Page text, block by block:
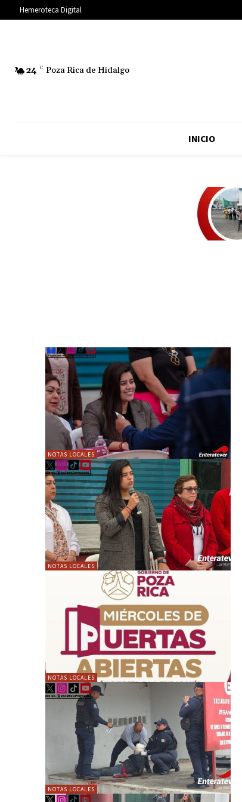
Hemeroteca Digital
24 C Poza Rica de Hidalgo
INICIO
NOTAS LOCALES
NOTAS LOCALES
NOTAS LOCALES
NOTAS LOCALES